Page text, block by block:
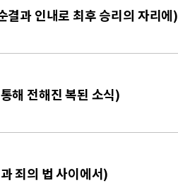
과 인내로 최후 승리의 자리에)
해 전해진 복된 소식)
죄의 법 사이에서)